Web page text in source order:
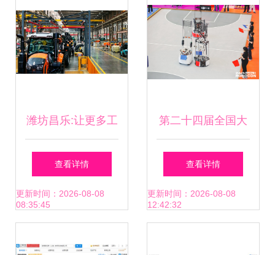
潍坊昌乐:让更多工
厂长出“智能神经”
查看详情
更新时间：2026-08-08
08:35:45
第二十四届全国大
学生机器人大赛
ROBOCON深圳赛
查看详情
更新时间：2026-08-08
12:42:32